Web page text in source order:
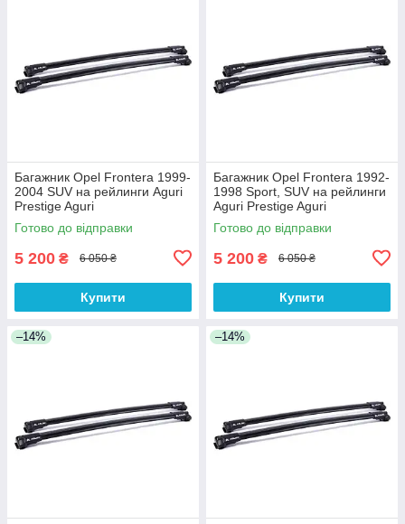
Багажник Opel Frontera 1999-
2004 SUV на рейлинги Aguri
Prestige Aguri
Готово до відправки
5 200 ₴ 6 050 ₴
Купити
Багажник Opel Frontera 1992-
1998 Sport, SUV на рейлинги
Aguri Prestige Aguri
Готово до відправки
5 200 ₴ 6 050 ₴
Купити
–14% –14%